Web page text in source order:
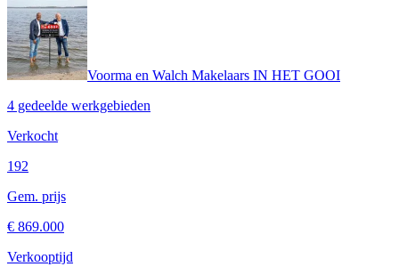
Voorma en Walch Makelaars IN HET GOOI
4 gedeelde werkgebieden
Verkocht
192
Gem. prijs
€ 869.000
Verkooptijd